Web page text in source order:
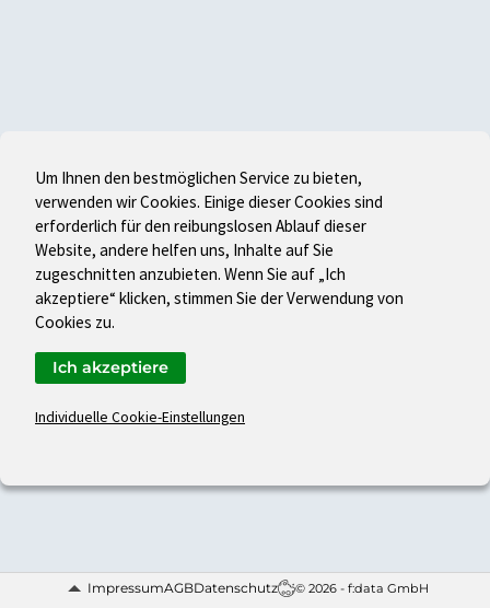
ImpressumAGBDatenschutz © 2026 - f:data GmbH
Um Ihnen den bestmöglichen Service zu bieten,
verwenden wir Cookies. Einige dieser Cookies sind
erforderlich für den reibungslosen Ablauf dieser
Website, andere helfen uns, Inhalte auf Sie
zugeschnitten anzubieten. Wenn Sie auf „Ich
akzeptiere“ klicken, stimmen Sie der Verwendung von
Cookies zu.
Individuelle Cookie-Einstellungen
Ich akzeptiere